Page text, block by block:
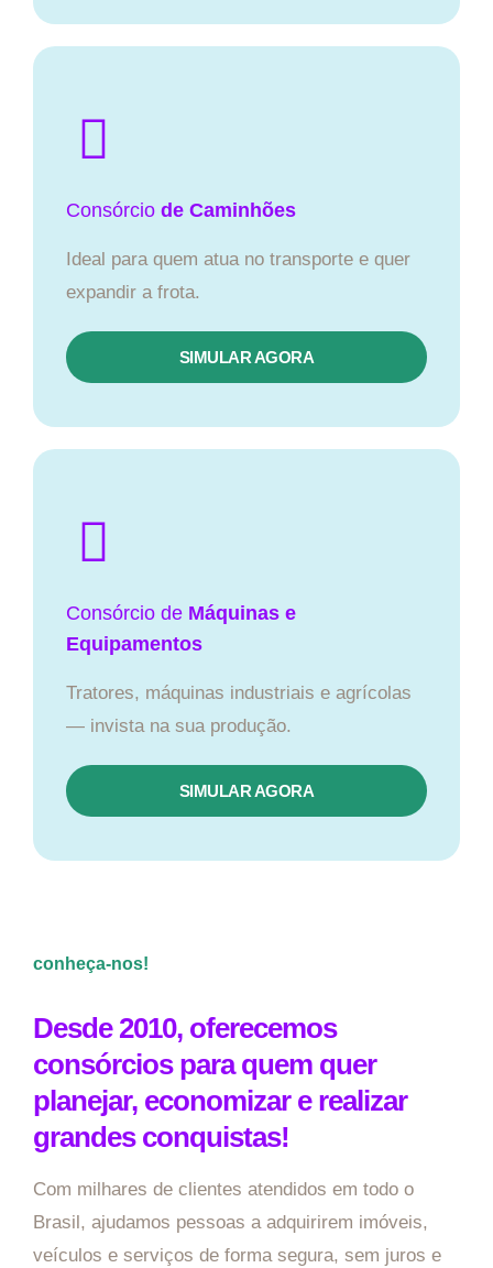
Consórcio de Caminhões
Ideal para quem atua no transporte e quer
expandir a frota.
SIMULAR AGORA
Consórcio de Máquinas e
Equipamentos
Tratores, máquinas industriais e agrícolas
— invista na sua produção.
SIMULAR AGORA
conheça-nos!
Desde 2010, oferecemos
consórcios para quem quer
planejar, economizar e realizar
grandes conquistas!
Com milhares de clientes atendidos em todo o
Brasil, ajudamos pessoas a adquirirem imóveis,
veículos e serviços de forma segura, sem juros e